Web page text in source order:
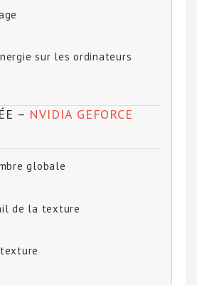
sur les ordinateurs
– NVIDIA GEFORCE
globale
de la texture